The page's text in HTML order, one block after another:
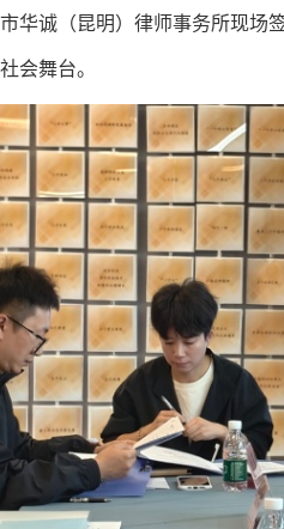
华诚（昆明）律师事务所现场
会舞台。